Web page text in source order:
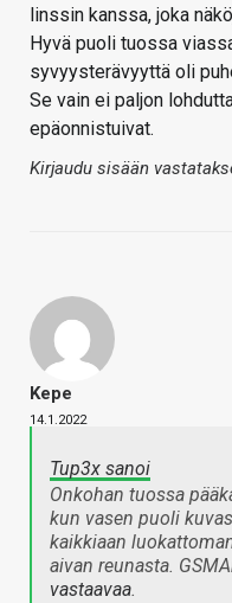
linssin kanssa, joka
Hyvä puoli tuossa
syvyysterävyyttä oli
Se vain ei paljon
epäonnistuivat.
Kirjaudu sisään
Kepe
14.1.2022
Tup3x sanoi
Onkohan tuossa
kun vasen puoli
kaikkiaan
aivan reunasta.
vastaavaa.